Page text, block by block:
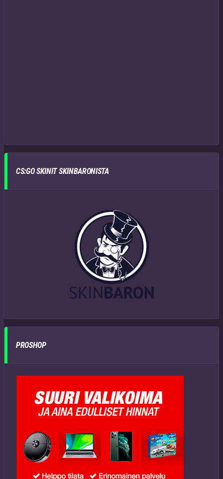
CS:GO SKINIT SKINBARONISTA
PROSHOP